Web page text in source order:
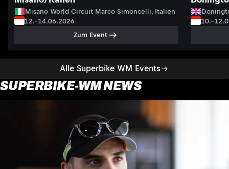
Alle Superbike WM Events
Misano World Circuit Marco Simoncelli, Italien
12.–14.06.2026
Zum Event
SUPERBIKE-WM NEWS